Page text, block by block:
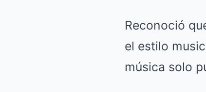
Reconoció
el estilo
música solo